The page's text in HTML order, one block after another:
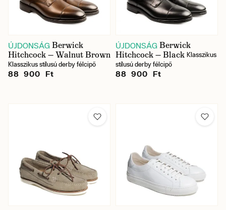
ÚJDONSÁG Berwick
Hitchcock — Walnut Brown
Klasszikus stílusú derby félcipő
88 900 Ft
ÚJDONSÁG Berwick
Hitchcock — Black Klasszikus
stílusú derby félcipő
88 900 Ft